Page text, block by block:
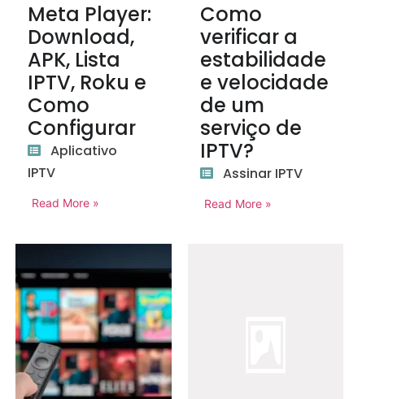
Meta Player:
Download,
APK, Lista
IPTV, Roku e
Como
Configurar
Aplicativo
IPTV
Read More »
Como
verificar a
estabilidade
e velocidade
de um
serviço de
IPTV?
Assinar IPTV
Read More »